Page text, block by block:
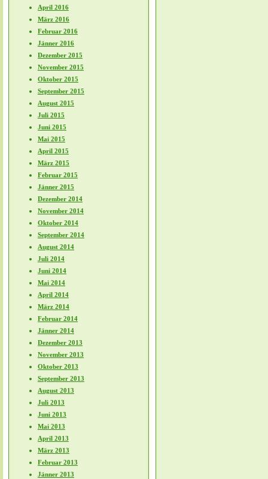
April 2016
März 2016
Februar 2016
Jänner 2016
Dezember 2015
November 2015
Oktober 2015
September 2015
August 2015
Juli 2015
Juni 2015
Mai 2015
April 2015
März 2015
Februar 2015
Jänner 2015
Dezember 2014
November 2014
Oktober 2014
September 2014
August 2014
Juli 2014
Juni 2014
Mai 2014
April 2014
März 2014
Februar 2014
Jänner 2014
Dezember 2013
November 2013
Oktober 2013
September 2013
August 2013
Juli 2013
Juni 2013
Mai 2013
April 2013
März 2013
Februar 2013
Jänner 2013